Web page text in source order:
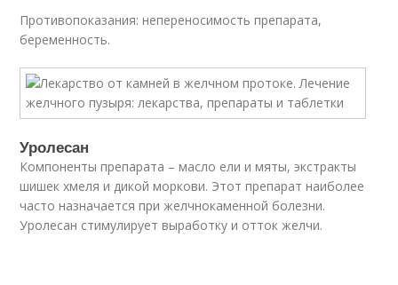
Противопоказания: непереносимость препарата,
беременность.
Уролесан
Компоненты препарата – масло ели и мяты, экстракты
шишек хмеля и дикой моркови. Этот препарат наиболее
часто назначается при желчнокаменной болезни.
Уролесан стимулирует выработку и отток желчи.